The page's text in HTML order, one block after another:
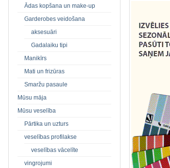
Ādas kopšana un make-up
Garderobes veidošana
aksesuāri
Gadalaiku tipi
Manikīrs
Mati un frizūras
Smaržu pasaule
Mūsu māja
Mūsu veselība
Pārtika un uzturs
veselības profilakse
veselības vācelīte
vingrojumi